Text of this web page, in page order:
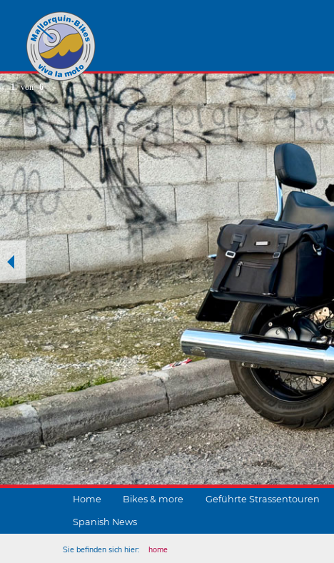
1 von 6
Home Bikes & more Geführte Strassentouren
Spanish News
Sie befinden sich hier:
home